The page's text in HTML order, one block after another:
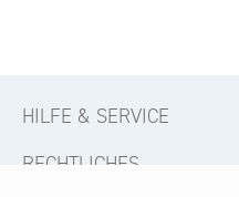
HILFE & SERVICE
RECHTLICHES